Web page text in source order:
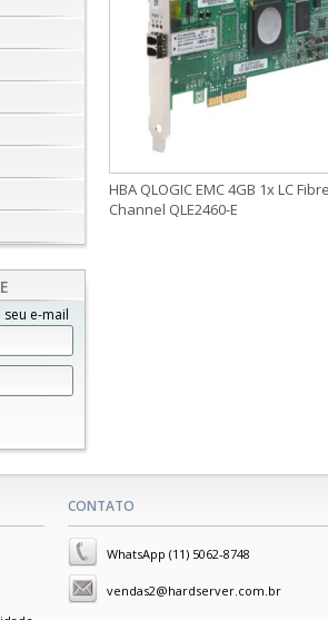
e-mail
HBA QLOGIC EMC 4GB 1x LC
Channel QLE2460-E
CONTATO
WhatsApp (11) 5062-8748
vendas2@hardserver.com.br